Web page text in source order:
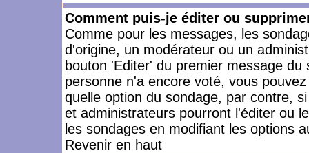
Comment puis-je éditer ou
Comme pour les messages, les
d'origine, un modérateur ou un
bouton 'Editer' du premier message
personne n'a encore voté, vous
quelle option du sondage, par contre,
et administrateurs pourront l'éditer ou
les sondages en modifiant les options
Revenir en haut